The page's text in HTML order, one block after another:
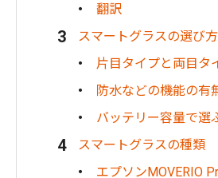
翻訳
スマートグラスの選び方
片目タイプと両目タ
防水などの機能の有
バッテリー容量で選
スマートグラスの種類
エプソンMOVERIO